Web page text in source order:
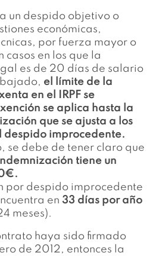
un despido objetivo o
económicas,
por fuerza mayor o
casos en los que la
es de 20 días de salario
el límite de la
en el IRPF se
se aplica hasta la
que se ajusta a los
despido improcedente.
se debe de tener claro que
tiene un
por despido improcedente
en 33 días por año
meses).
haya sido firmado
de 2012, entonces la